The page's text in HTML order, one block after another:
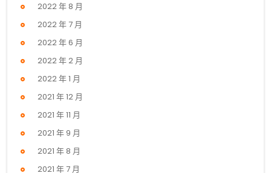
2022 年 8 月
2022 年 7 月
2022 年 6 月
2022 年 2 月
2022 年 1 月
2021 年 12 月
2021 年 11 月
2021 年 9 月
2021 年 8 月
2021 年 7 月